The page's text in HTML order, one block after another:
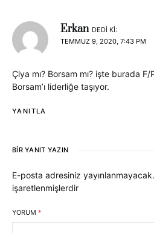
Erkan DEDI KI:
TEMMUZ 9, 2020, 7:43 PM
Çiya mı? Borsam mı? işte burada
Borsam’ı liderliğe taşıyor.
YANITLA
BIR YANIT YAZIN
E-posta adresiniz yayınlanmayacak.
işaretlenmişlerdir
YORUM *